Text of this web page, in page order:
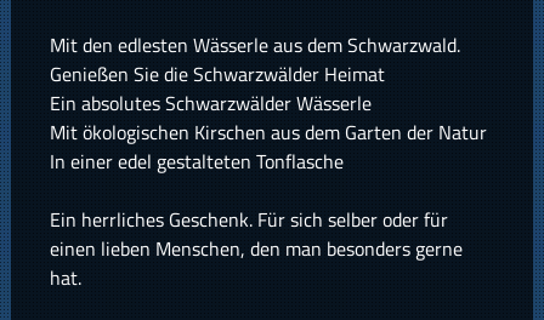
Mit den edlesten Wässerle aus dem Schwarzwald.
Genießen Sie die Schwarzwälder Heimat
Ein absolutes Schwarzwälder Wässerle
Mit ökologischen Kirschen aus dem Garten der Natur
In einer edel gestalteten Tonflasche
Ein herrliches Geschenk. Für sich selber oder für
einen lieben Menschen, den man besonders gerne
hat.